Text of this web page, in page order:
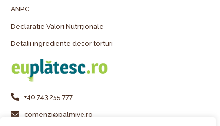
ANPC
Declaratie Valori Nutriționale
Detalii ingrediente decor torturi
+40 743 255 777
comenzi@palmiye.ro